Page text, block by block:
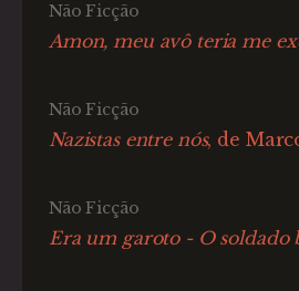
Não Ficção
Amon, meu avô teria me
Não Ficção
Nazistas entre nós, de
Não Ficção
Era um garoto - O soldado